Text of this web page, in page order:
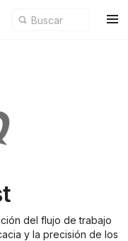
del flujo de trabajo
y la precisión de los